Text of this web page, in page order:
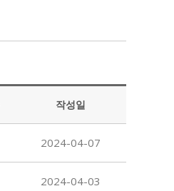
작성일
2024-04-07
2024-04-03